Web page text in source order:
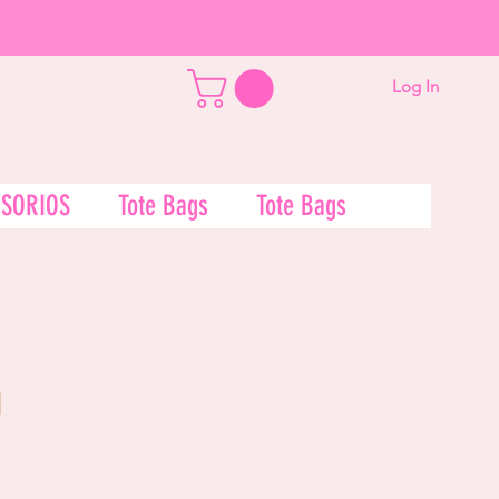
Log In
Tote Bags Tote Bags